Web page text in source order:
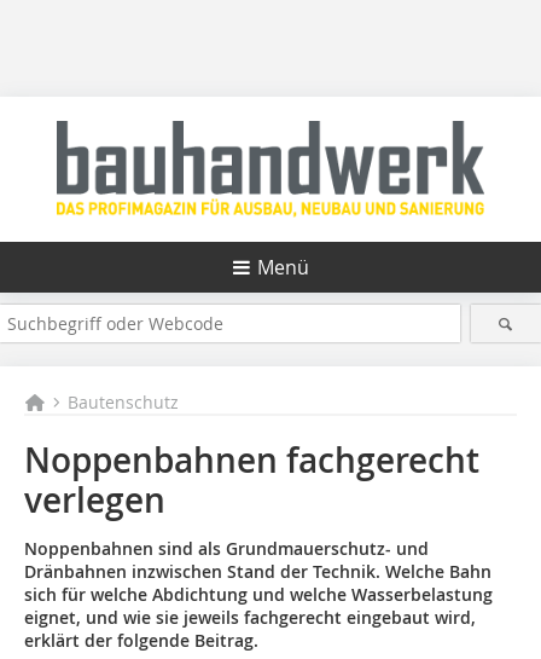
Menü
Bautenschutz
Noppenbahnen fachgerecht
verlegen
Noppenbahnen sind als Grundmauerschutz- und
Dränbahnen inzwischen Stand der Technik. Welche Bahn
sich für welche Abdichtung und welche Wasserbelastung
eignet, und wie sie jeweils fachgerecht eingebaut wird,
erklärt der folgende Beitrag.